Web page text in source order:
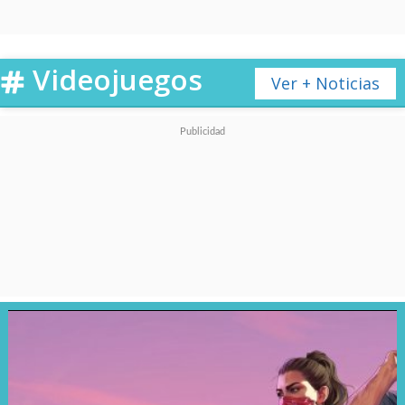
La serie, que combina drama y
"Cassano". Allí fue
rebautizado como "Vincenzo"
y se convirtió en un abogado
Ver + Noticias
Videojuegos